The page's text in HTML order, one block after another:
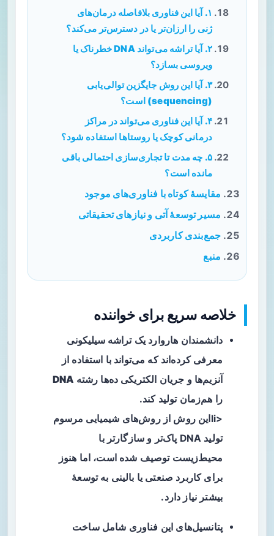
۱. آیا این فناوری بلافاصله درمان‌های
ژنی را ارزان‌تر یا در دسترس‌تر می‌کند؟
۲. آیا تراشه می‌تواند DNA خطرناک یا
ویروسی بسازد؟
۳. آیا این روش جایگزین توالی‌یابی
(sequencing) است؟
۴. آیا این فناوری می‌تواند در مراکز
درمانی کوچک یا روستاها استفاده شود؟
۵. چه مدت تا تجاری‌سازی احتمالی باقی
مانده است؟
مقایسهٔ کوتاه با فناوری‌های موجود
مسیر توسعهٔ آتی و نیازهای تحقیقاتی
جمع‌بندی کاربردی
منبع
خلاصه سریع برای خواننده
دانشمندان هاروارد یکتراشه سیلیکونی
معرفی کرده‌اند که می‌تواند با استفاده از
آنزیم‌ها و جریان الکتریکی ده‌ها رشته DNA
را هم‌زمان تولید کند.
<liاین روش از روش‌های شیمیایی مرسوم
تولید DNA پاک‌تر و سازگارتر با
محیط‌زیست توصیف شده است، اما هنوز
برای کاربرد صنعتی یا بالینی به توسعهٔ
بیشتر نیاز دارد.
پتانسیل‌های این فناوری شامل ساخت